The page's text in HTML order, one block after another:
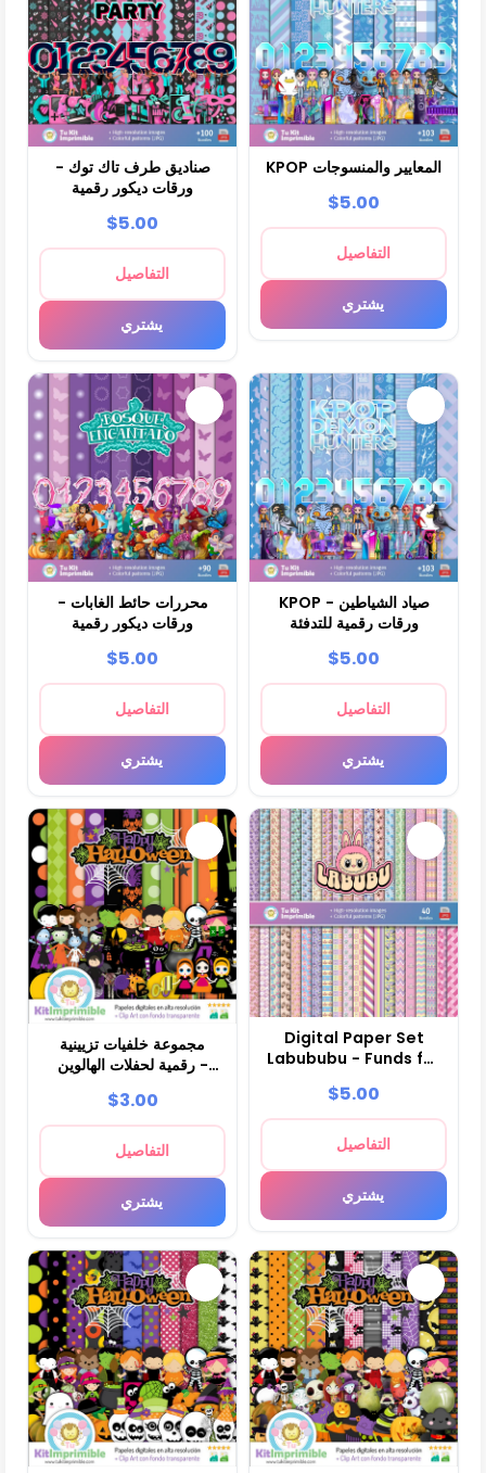
صناديق طرف تاك توك -
ورقات ديكور رقمية
$5.00
التفاصيل
يشتري
KPOP المعايير والمنسوجات
$5.00
التفاصيل
يشتري
محررات حائط الغابات -
ورقات ديكور رقمية
$5.00
التفاصيل
يشتري
KPOP صياد الشياطين -
ورقات رقمية للتدفئة
$5.00
التفاصيل
يشتري
مجموعة خلفيات تزيينية
رقمية لحفلات الهالوين -
$3.00
التفاصيل
يشتري
Digital Paper Set
Labububu - Funds for
Scrapbooking
$5.00
التفاصيل
يشتري